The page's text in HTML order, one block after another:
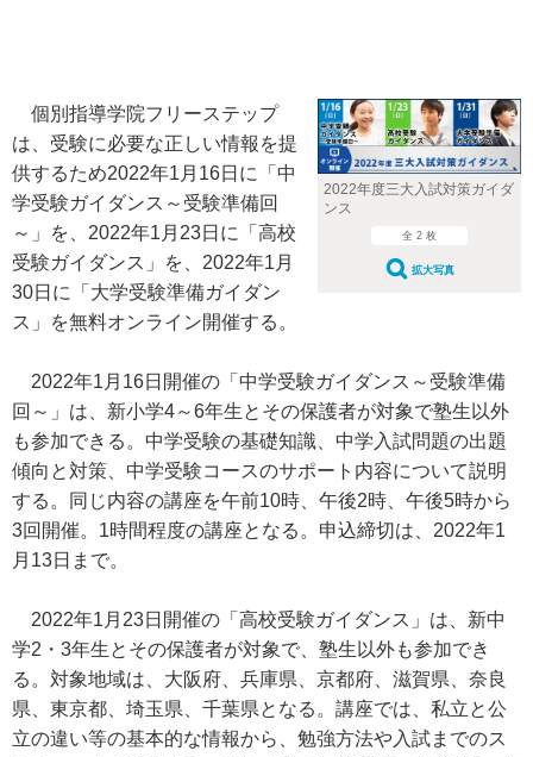
2022年度三大入試対策ガイダ
ンス
全 2 枚
拡大写真
個別指導学院フリーステップ
は、受験に必要な正しい情報を提
供するため2022年1月16日に「中
学受験ガイダンス～受験準備回
～」を、2022年1月23日に「高校
受験ガイダンス」を、2022年1月
30日に「大学受験準備ガイダン
ス」を無料オンライン開催する。
2022年1月16日開催の「中学受験ガイダンス～受験準備
回～」は、新小学4～6年生とその保護者が対象で塾生以外
も参加できる。中学受験の基礎知識、中学入試問題の出題
傾向と対策、中学受験コースのサポート内容について説明
する。同じ内容の講座を午前10時、午後2時、午後5時から
3回開催。1時間程度の講座となる。申込締切は、2022年1
月13日まで。
2022年1月23日開催の「高校受験ガイダンス」は、新中
学2・3年生とその保護者が対象で、塾生以外も参加でき
る。対象地域は、大阪府、兵庫県、京都府、滋賀県、奈良
県、東京都、埼玉県、千葉県となる。講座では、私立と公
立の違い等の基本的な情報から、勉強方法や入試までのス